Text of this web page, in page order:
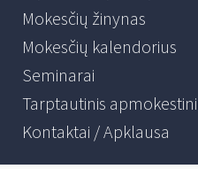
Mokesčių žinynas
Mokesčių kalendorius
Seminarai
Tarptautinis
Kontaktai / Apklausa